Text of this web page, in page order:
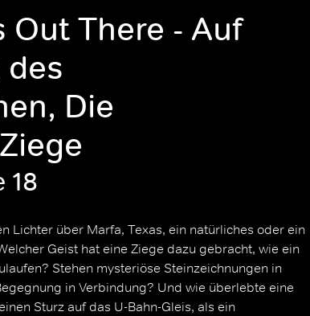
Out There - Auf
des
Die
18
Lichter über Marfa, Texas, ein natürliches oder ein
Geist hat eine Ziege dazu gebracht, wie ein
Stehen mysteriöse Steinzeichnungen in
in Verbindung? Und wie überlebte eine
Sturz auf das U-Bahn-Gleis, als ein